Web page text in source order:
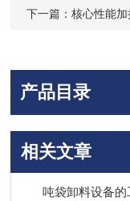
下一篇：核心性能
产品目录
相关文章
吨袋卸料设备